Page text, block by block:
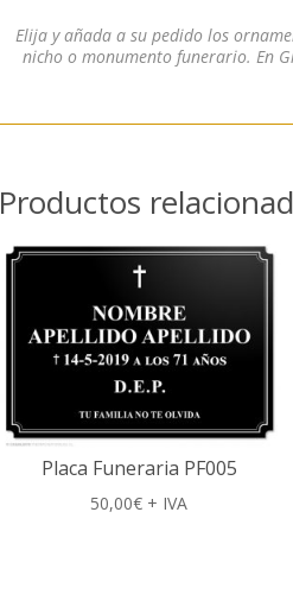
Elija y añada a su pedido los
nicho o monumento funerario. En
Productos
Placa Funeraria PF005
50,00€ + IVA